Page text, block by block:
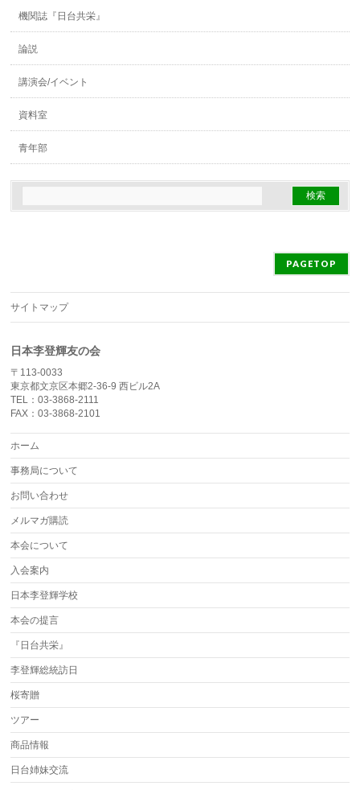
機関誌『日台共栄』
論説
講演会/イベント
資料室
青年部
PAGETOP
サイトマップ
日本李登輝友の会
〒113-0033
東京都文京区本郷2-36-9 西ビル2A
TEL：03-3868-2111
FAX：03-3868-2101
ホーム
事務局について
お問い合わせ
メルマガ購読
本会について
入会案内
日本李登輝学校
本会の提言
『日台共栄』
李登輝総統訪日
桜寄贈
ツアー
商品情報
日台姉妹交流